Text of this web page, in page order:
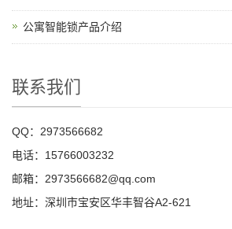
公寓智能锁产品介绍
联系我们
QQ：2973566682
电话：15766003232
邮箱：2973566682@qq.com
地址：深圳市宝安区华丰智谷A2-621